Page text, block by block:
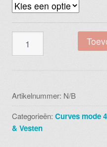
flowy
c-
2121
017
navy
Artikelnummer: N/B
Categorieën:Curves mode
& Vesten